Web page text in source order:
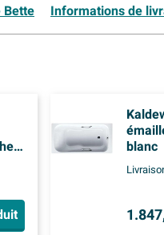
Bette Informations de
blanc